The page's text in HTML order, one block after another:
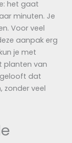
het gaat
minuten. Je
Voor veel
aanpak erg
je met
planten van
dat
zonder veel